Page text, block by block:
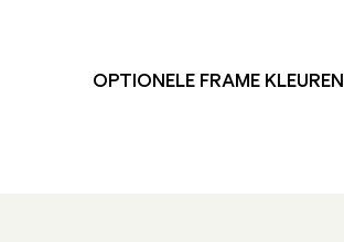
OPTIONELE FRAME KLEUREN